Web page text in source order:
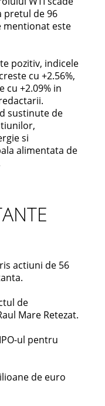
pretul de 96
mentionat este
pozitiv, indicele
cu +2.56%,
cu +2.09% in
sustinute de
si
alimentata de
actiuni de 56
de
Mare Retezat.
ul pentru
de euro